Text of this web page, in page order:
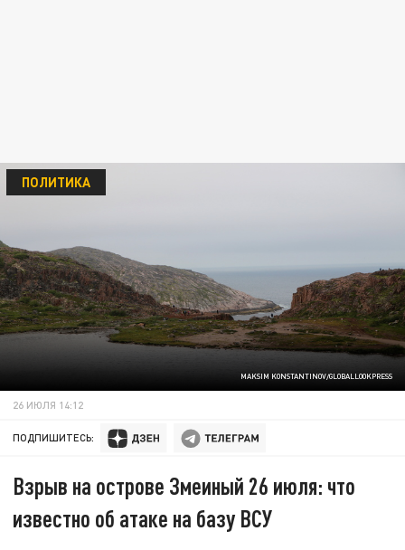
MAKSIM KONSTANTINOV/GLOBALLOOKPRESS
ПОЛИТИКА
26 ИЮЛЯ 14:12
ПОДПИШИТЕСЬ:
Взрыв на острове Змеиный 26 июля: что
известно об атаке на базу ВСУ